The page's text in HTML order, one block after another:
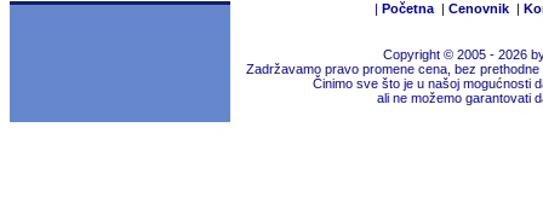
| Početna | Cenovnik |
Copyright © 2005 - 2026
Zadržavamo pravo promene cena, bez
Činimo sve što je u našoj mogućnosti
ali ne možemo garantovati